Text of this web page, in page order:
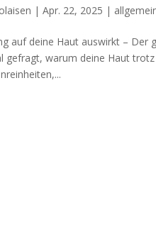
|Apr. 22, 2025 |
auf deine Haut auswirkt – Der
gefragt, warum deine Haut